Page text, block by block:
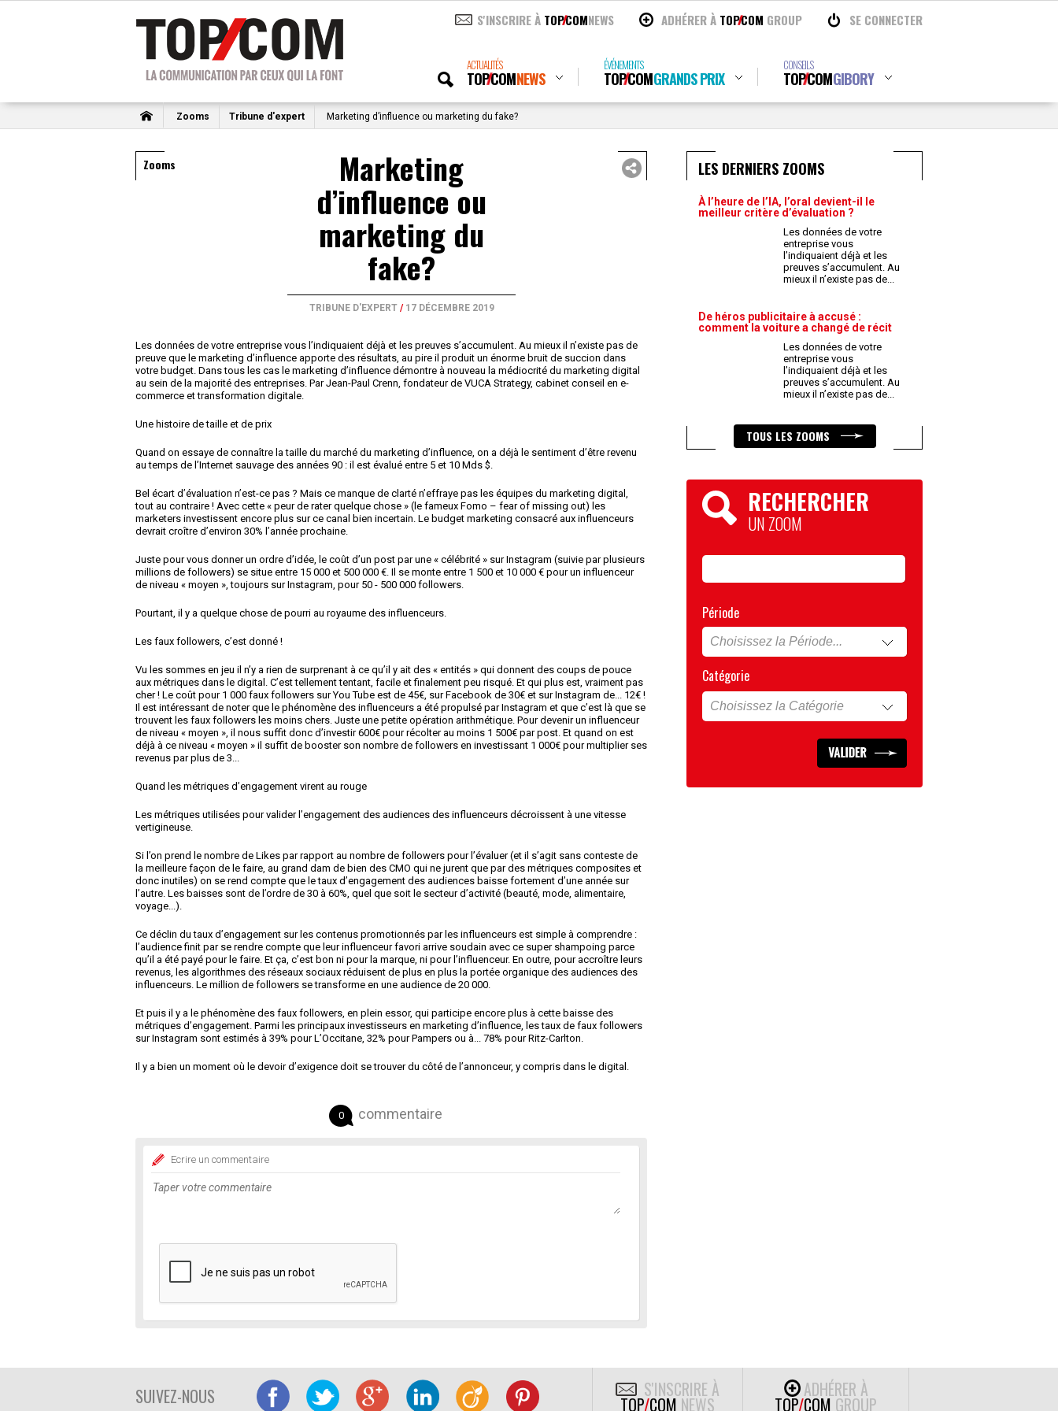
S'INSCRIRE À TOPCOMNEWS ADHÉRER À TOPCOM GROUP SE CONNECTER
ACTUALITÉS
TOPCOMNEWS
ÉVÉNEMENTS
TOPCOMGRANDS PRIX
CONSEILS
TOPCOMGIBORY
Zooms Tribune d'expert Marketing d’influence ou marketing du fake?
Zooms Marketing
d’influence ou
marketing du
fake?
TRIBUNE D'EXPERT/ 17 DÉCEMBRE 2019
Les données de votre entreprise vous l’indiquaient déjà et les preuves s’accumulent. Au mieux il n’existe pas de
preuve que le marketing d’influence apporte des résultats, au pire il produit un énorme bruit de succion dans
votre budget. Dans tous les cas le marketing d’influence démontre à nouveau la médiocrité du marketing digital
au sein de la majorité des entreprises. Par Jean-Paul Crenn, fondateur de VUCA Strategy, cabinet conseil en e-
commerce et transformation digitale.
Une histoire de taille et de prix
Quand on essaye de connaître la taille du marché du marketing d’influence, on a déjà le sentiment d’être revenu
au temps de l’Internet sauvage des années 90 : il est évalué entre 5 et 10 Mds $.
Bel écart d’évaluation n’est-ce pas ? Mais ce manque de clarté n’effraye pas les équipes du marketing digital,
tout au contraire ! Avec cette « peur de rater quelque chose » (le fameux Fomo – fear of missing out) les
marketers investissent encore plus sur ce canal bien incertain. Le budget marketing consacré aux influenceurs
devrait croître d’environ 30% l’année prochaine.
Juste pour vous donner un ordre d’idée, le coût d’un post par une « célébrité » sur Instagram (suivie par plusieurs
millions de followers) se situe entre 15 000 et 500 000 €. Il se monte entre 1 500 et 10 000 € pour un influenceur
de niveau « moyen », toujours sur Instagram, pour 50 - 500 000 followers.
Pourtant, il y a quelque chose de pourri au royaume des influenceurs.
Les faux followers, c’est donné !
Vu les sommes en jeu il n’y a rien de surprenant à ce qu’il y ait des « entités » qui donnent des coups de pouce
aux métriques dans le digital. C’est tellement tentant, facile et finalement peu risqué. Et qui plus est, vraiment pas
cher ! Le coût pour 1 000 faux followers sur You Tube est de 45€, sur Facebook de 30€ et sur Instagram de... 12€ !
Il est intéressant de noter que le phénomène des influenceurs a été propulsé par Instagram et que c’est là que se
trouvent les faux followers les moins chers. Juste une petite opération arithmétique. Pour devenir un influenceur
de niveau « moyen », il nous suffit donc d’investir 600€ pour récolter au moins 1 500€ par post. Et quand on est
déjà à ce niveau « moyen » il suffit de booster son nombre de followers en investissant 1 000€ pour multiplier ses
revenus par plus de 3...
Quand les métriques d’engagement virent au rouge
Les métriques utilisées pour valider l’engagement des audiences des influenceurs décroissent à une vitesse
vertigineuse.
Si l’on prend le nombre de Likes par rapport au nombre de followers pour l’évaluer (et il s’agit sans conteste de
la meilleure façon de le faire, au grand dam de bien des CMO qui ne jurent que par des métriques composites et
donc inutiles) on se rend compte que le taux d’engagement des audiences baisse fortement d’une année sur
l’autre. Les baisses sont de l’ordre de 30 à 60%, quel que soit le secteur d’activité (beauté, mode, alimentaire,
voyage...).
Ce déclin du taux d’engagement sur les contenus promotionnés par les influenceurs est simple à comprendre :
l’audience finit par se rendre compte que leur influenceur favori arrive soudain avec ce super shampoing parce
qu’il a été payé pour le faire. Et ça, c’est bon ni pour la marque, ni pour l’influenceur. En outre, pour accroître leurs
revenus, les algorithmes des réseaux sociaux réduisent de plus en plus la portée organique des audiences des
influenceurs. Le million de followers se transforme en une audience de 20 000.
Et puis il y a le phénomène des faux followers, en plein essor, qui participe encore plus à cette baisse des
métriques d’engagement. Parmi les principaux investisseurs en marketing d’influence, les taux de faux followers
sur Instagram sont estimés à 39% pour L’Occitane, 32% pour Pampers ou à... 78% pour Ritz-Carlton.
Il y a bien un moment où le devoir d’exigence doit se trouver du côté de l’annonceur, y compris dans le digital.
0 commentaire
Ecrire un commentaire
LES DERNIERS ZOOMS
À l’heure de l’IA, l’oral devient-il le
meilleur critère d’évaluation ?
Les données de votre
entreprise vous
l’indiquaient déjà et les
preuves s’accumulent. Au
mieux il n’existe pas de...
De héros publicitaire à accusé :
comment la voiture a changé de récit
Les données de votre
entreprise vous
l’indiquaient déjà et les
preuves s’accumulent. Au
mieux il n’existe pas de...
TOUS LES ZOOMS
RECHERCHER
UN ZOOM
Période
Catégorie
SUIVEZ-NOUS S'INSCRIRE À
TOP/COM NEWS
ADHÉRER À
TOP/COM GROUP